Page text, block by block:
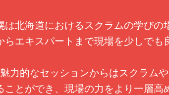
北海道におけるスクラムの学びの
らエキスパートまで現場を少しでも
力的なセッションからはスクラム
とができ、現場の力をより一層高